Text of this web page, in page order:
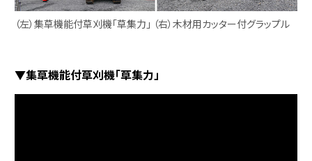
（左）集草機能付草刈機「草集力」 （右）木材用カッター付グラップル
▼集草機能付草刈機「草集力」